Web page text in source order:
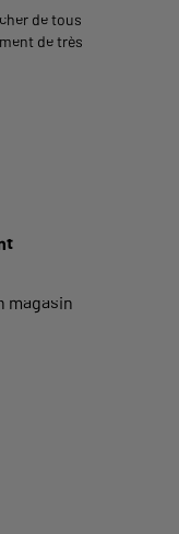
de tous
de très
magasin